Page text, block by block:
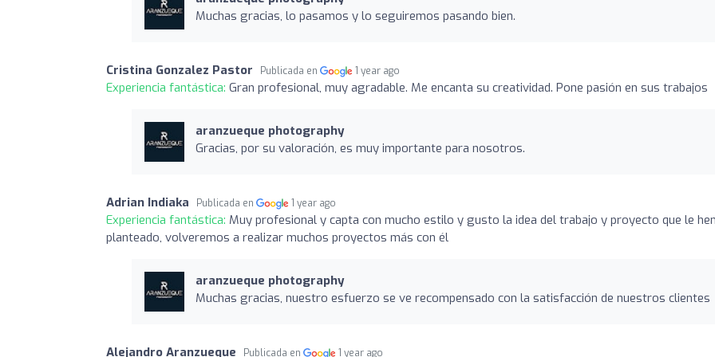
Muchas gracias, lo pasamos y lo seguiremos pasando bien.
Cristina Gonzalez Pastor Publicada en 1 year ago
Experiencia fantástica: Gran profesional, muy agradable. Me encanta su creatividad. Pone pasión en sus trabajos
aranzueque photography
Gracias, por su valoración, es muy importante para nosotros.
Adrian Indiaka Publicada en 1 year ago
Experiencia fantástica: Muy profesional y capta con mucho estilo y gusto la idea del trabajo y proyecto que le
planteado, volveremos a realizar muchos proyectos más con él
aranzueque photography
Muchas gracias, nuestro esfuerzo se ve recompensado con la satisfacción de nuestros clientes
Alejandro Aranzueque Publicada en 1 year ago